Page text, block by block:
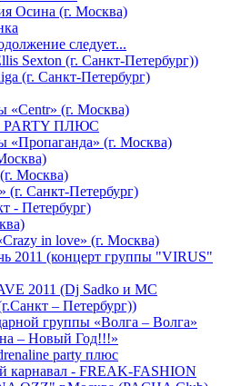
Осина (г. Москва)
следует...
Sexton (г. Санкт-Петербург))
(г. Санкт-Петербург)
«Centr» (г. Москва)
PARTY ПЛЮС
«Пропаганда» (г. Москва)
Москва)
(г. Санкт-Петербург)
- Петербург)
in love» (г. Москва)
2011 (концерт группы "VIRUS"
2011 (Dj Sadko и MC
– Петербург))
группы «Волга – Волга»
– Новый Год!!!»
party плюс
карнавал - FREAK-FASHION